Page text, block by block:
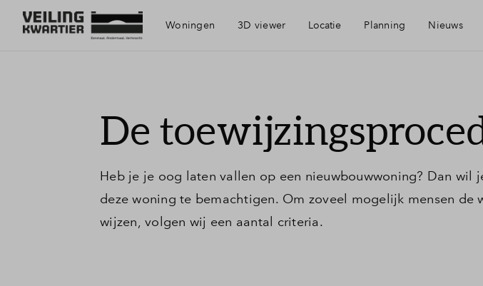
Woningen 3D viewer Locatie
Bereikbaarheid
Voorzieningen
Duurzaamheid
Planning Nieuws
De
Heb je je oog laten vallen op een nieuwbouwwoning? Dan wil
deze woning te bemachtigen. Om zoveel mogelijk mensen de
wijzen, volgen wij een aantal criteria.